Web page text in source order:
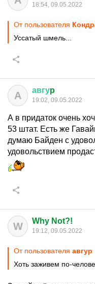
18:54, 09.05.2022
От пользователя
Уссатый шмель...
А авгуp
19:02, 09.05.2022
А в придаток очень
53 штат. Есть же
думаю Байден с
удовольствием
W Why Not?!
19:12, 09.05.2022
От пользователя авгуp
Хоть заживем по-